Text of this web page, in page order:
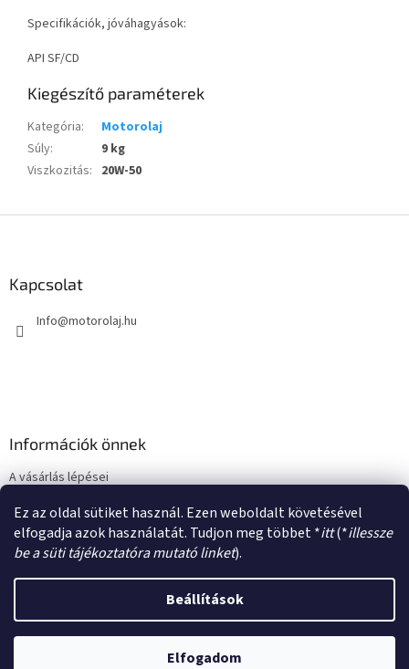
Ez az oldal sütiket használ. Ezen weboldalt követésével
elfogadja azok használatát. Tudjon meg többet *itt(*illessze
be a süti tájékoztatóra mutató linket).
Beállítások
Elfogadom
Specifikációk, jóváhagyások:
API SF/CD
Kiegészítő paraméterek
Kategória:
Motorolaj
Súly:
9 kg
Viszkozitás: 20W-50
Kapcsolat
Info@motorolaj.hu
Információk önnek
A vásárlás lépései
Adatkezelési tájékoztató
Shoptet készítette
motorolaj.hu. Minden jog fenntartva.